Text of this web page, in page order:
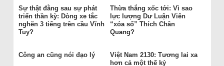
Sự thật đằng sau sự phát
triển thần kỳ: Dòng xe tắc
nghẽn 3 tiếng trên cầu Vĩnh
Tuy?
Thừa thắng xốc tới: Vì sao
lực lượng Dư Luận Viên
“xóa sổ” Thích Chân
Quang?
Công an cũng nói đạo lý
Việt Nam 2130: Tương lai xa
hơn cả một thế kỷ